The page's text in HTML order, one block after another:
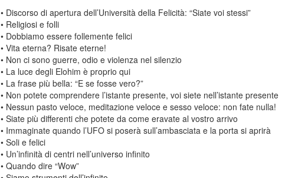
• Discorso di apertura dell’Università della Felicità: “Siate voi stessi”
• Religiosi e folli
• Dobbiamo essere follemente felici
• Vita eterna? Risate eterne!
• Non ci sono guerre, odio e violenza nel silenzio
• La luce degli Elohim è proprio qui
• La frase più bella: “E se fosse vero?”
• Non potete comprendere l’istante presente, voi siete nell’istante presente
• Nessun pasto veloce, meditazione veloce e sesso veloce: non fate nulla!
• Siate più differenti che potete da come eravate al vostro arrivo
• Immaginate quando l’UFO si poserà sull’ambasciata e la porta si aprirà
• Soli e felici
• Un’infinità di centri nell’universo infinito
• Quando dire “Wow”